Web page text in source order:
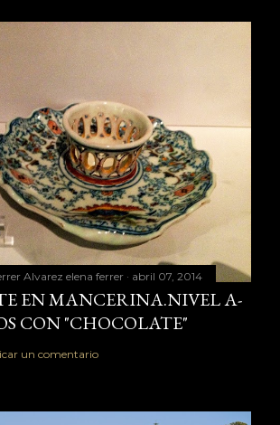
Alvarez elena ferrer abril 07, 2014
EN MANCERINA.NIVEL A-
CON "CHOCOLATE"
un comentario